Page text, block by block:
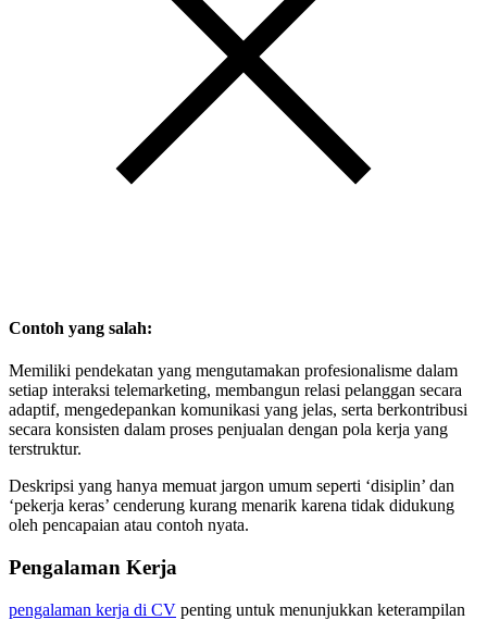
Contoh yang salah:
Memiliki pendekatan yang mengutamakan profesionalisme dalam
setiap interaksi telemarketing, membangun relasi pelanggan secara
adaptif, mengedepankan komunikasi yang jelas, serta berkontribusi
secara konsisten dalam proses penjualan dengan pola kerja yang
terstruktur.
Deskripsi yang hanya memuat jargon umum seperti ‘disiplin’ dan
‘pekerja keras’ cenderung kurang menarik karena tidak didukung
oleh pencapaian atau contoh nyata.
Pengalaman Kerja
pengalaman kerja di CV penting untuk menunjukkan keterampilan